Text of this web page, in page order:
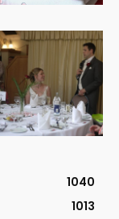
1040
1013